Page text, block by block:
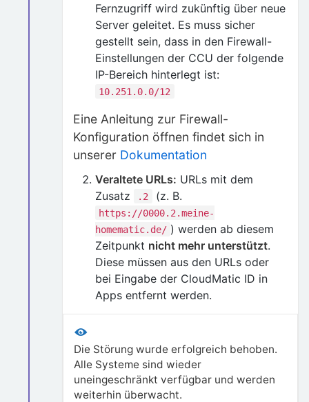
Fernzugriff wird zukünftig über neue
Server geleitet. Es muss sicher
gestellt sein, dass in den Firewall-
Einstellungen der CCU der folgende
IP-Bereich hinterlegt ist:
10.251.0.0/12
Eine Anleitung zur Firewall-
Konfiguration öffnen findet sich in
unserer Dokumentation
Veraltete URLs: URLs mit dem
Zusatz
.2 (z. B.
https://0000.2.meine-
homematic.de/ ) werden ab diesem
Zeitpunkt nicht mehr unterstützt.
Diese müssen aus den URLs oder
bei Eingabe der CloudMatic ID in
Apps entfernt werden.
Die Störung wurde erfolgreich behoben.
Alle Systeme sind wieder
uneingeschränkt verfügbar und werden
weiterhin überwacht.